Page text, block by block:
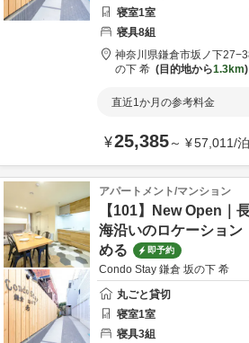
寝室1室
寝具8組
神奈川県鎌倉市坂ノ下
の下 希
目的地から1.3km
直近1か月の参考料金
¥25,385～ ¥57,011/泊
アパートメント/マンション
【101】New Open｜
海沿いのロケーション
める
即予約
Condo Stay 鎌倉 坂の下 希
丸ごと貸切
寝室1室
寝具3組